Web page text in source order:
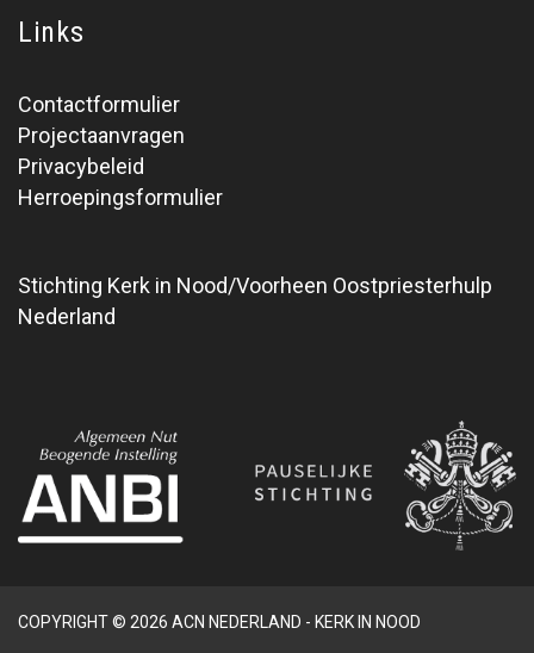
Links
Contactformulier
Projectaanvragen
Privacybeleid
Herroepingsformulier
Stichting Kerk in Nood/Voorheen Oostpriesterhulp
Nederland
COPYRIGHT © 2026 ACN NEDERLAND - KERK IN NOOD